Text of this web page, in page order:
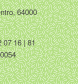
64000
07 16 | 81